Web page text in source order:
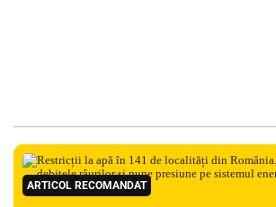
ARTICOL RECOMANDAT